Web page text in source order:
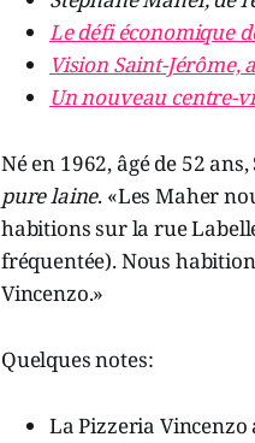
Le défi économique
Vision Saint-Jérôme,
Un nouveau centre-
Né en 1962, âgé de 52
pure laine. «Les Maher
habitions sur la rue
fréquentée). Nous
Vincenzo.»
Quelques notes:
La Pizzeria